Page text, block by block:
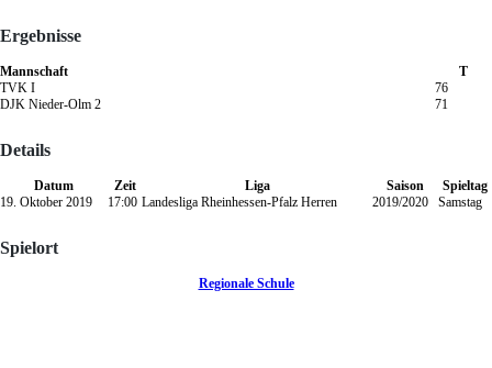
Ergebnisse
Mannschaft
T
TVK I
76
DJK Nieder-Olm 2
71
Details
Datum Zeit Liga Saison
Spieltag
19. Oktober 2019
17:00 Landesliga Rheinhessen-Pfalz Herren 2019/2020 Samstag
Spielort
Regionale Schule